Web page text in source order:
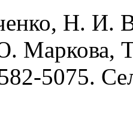
Н. И.
Маркова,
5075.